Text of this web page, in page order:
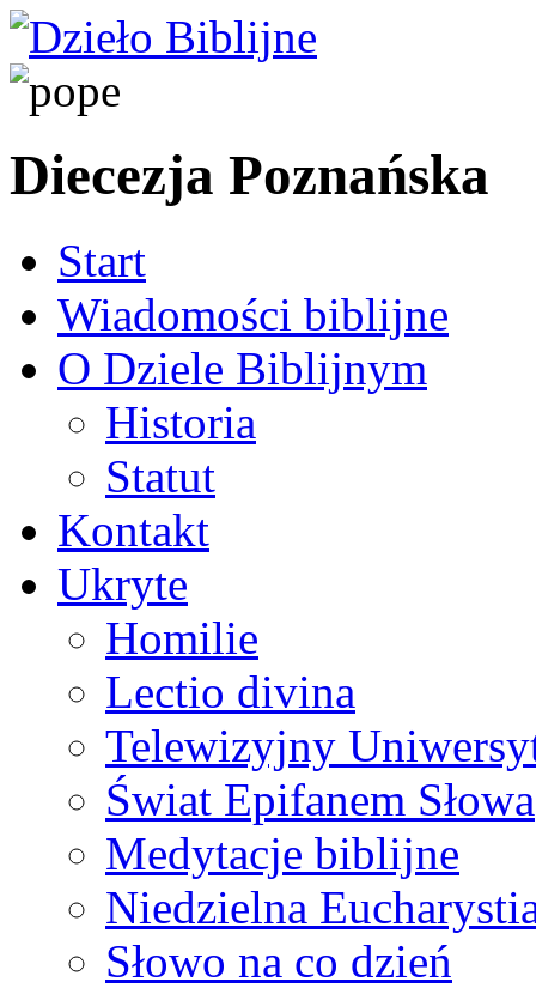
Diecezja Poznańska
Start
Wiadomości biblijne
O Dziele Biblijnym
Historia
Statut
Kontakt
Ukryte
Homilie
Lectio divina
Telewizyjny
Świat Epifanem Słowa
Medytacje biblijne
Niedzielna
Słowo na co dzień